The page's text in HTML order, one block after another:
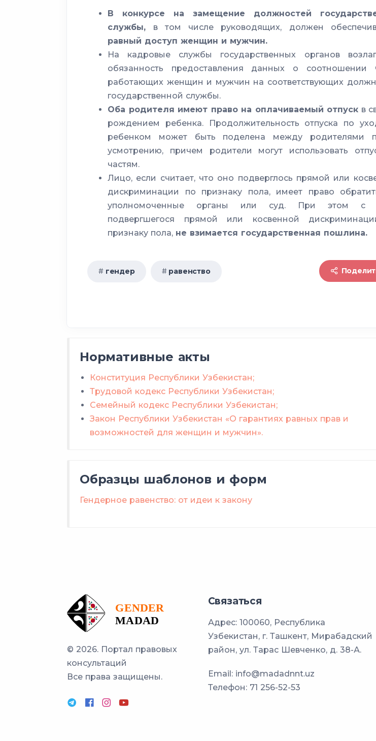
рождения детей
срочную военную службу
специальных
охраны труда женщин и мужчин
рекомендаций
наказания
укрепление
статуса женщин
В конкурсе на замещение должностей
службы, в том числе руководящих, должен
равный доступ женщин и мужчин.
На кадровые службы государственных органов
обязанность предоставления данных о соотношении
работающих женщин и мужчин на соответствующих
государственной службы.
Оба родителя имеют право на оплачиваемый отпуск в
рождением ребенка. Продолжительность отпуска по
ребенком может быть поделена между родителями
усмотрению, причем родители могут использовать
частям.
Лицо, если считает, что оно подверглось прямой или
дискриминации по признаку пола, имеет право
уполномоченные органы или суд. При этом с
подвергшегося прямой или косвенной
признаку пола, не взимается государственная пошлина.
гендер равенство
Нормативные акты
Конституция Республики Узбекистан;
Трудовой кодекс Республики Узбекистан;
Семейный кодекс Республики Узбекистан;
Закон Республики Узбекистан «О гарантиях равных прав и
возможностей для женщин и мужчин».
Образцы шаблонов и форм
Гендерное равенство: от идеи к закону
© 2026. Портал правовых
консультаций
Все права защищены.
Связаться
Адрес: 100060, Республика
Узбекистан, г. Ташкент, Мирабадский
район, ул. Тарас Шевченко, д. 38-А.
Email: info@madadnnt.uz
Телефон: 71 256-52-53